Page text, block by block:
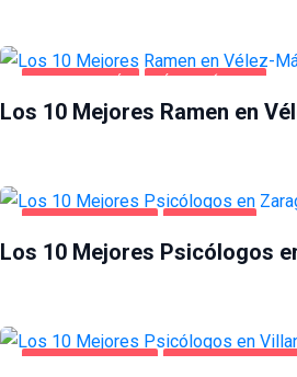
GASTRONOMÍA VÉLEZ-MÁLAGA
Los 10 Mejores Ramen en
SALUD Y BELLEZA ZARAGOZA
Los 10 Mejores Psicólogos
SALUD Y BELLEZA VILLANUEVA Y